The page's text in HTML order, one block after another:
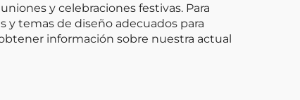
y celebraciones festivas. Para
y temas de diseño adecuados para
información sobre nuestra actual